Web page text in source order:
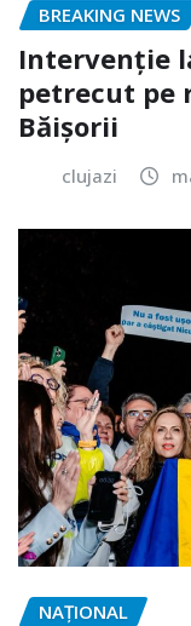
BREAKING NEWS
Intervenție
petrecut pe
Băișorii
clujazi
NAŢIONAL